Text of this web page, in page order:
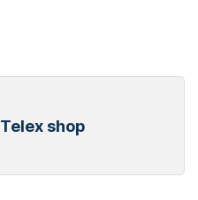
Telex shop